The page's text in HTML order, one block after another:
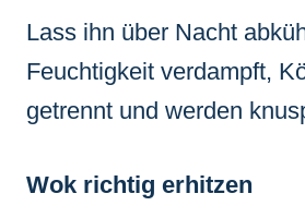
Lass ihn über Nacht
Feuchtigkeit verdampft,
getrennt und werden
Wok richtig erhitzen